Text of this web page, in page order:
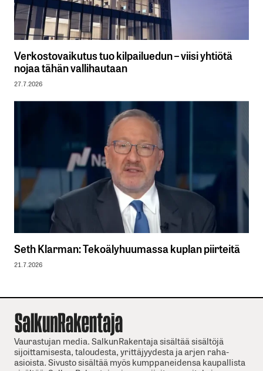
Verkostovaikutus tuo kilpailuedun – viisi yhtiötä
nojaa tähän vallihautaan
27.7.2026
Seth Klarman: Tekoälyhuumassa kuplan piirteitä
21.7.2026
Vaurastujan media. SalkunRakentaja sisältää sisältöjä
sijoittamisesta, taloudesta, yrittäjyydesta ja arjen raha-
asioista. Sivusto sisältää myös kumppaneidensa kaupallista